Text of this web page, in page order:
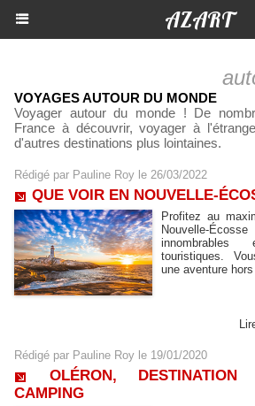
AZART
VOYAGES AUTOUR DU MONDE
Voyager autour du monde ! De
France à découvrir, voyager à
d'autres destinations plus lointaines.
Rédigé par Pauline Roy le 26/03/2022
QUE VOIR EN NOUVELLE-
Profitez au
Nouvelle-
touristiques.
une aventure
Rédigé par Pauline Roy le 19/01/2020
OLÉRON,
CAMPING